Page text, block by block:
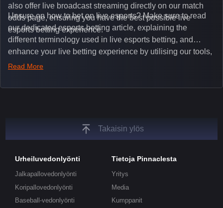
also offer live broadcast streaming directly on our match
odds page, ensuring you have the best possible live
esports betting experience.
Unsure on how to bet on live esports? Make sure to read
our dedicated esports betting article, explaining the
different terminology used in live esports betting, and
enhance your live betting experience by utilising our tools,
such as integrated live broadcasts, match and round
unique insights on the latest esports events.
Read More
Takaisin ylös
Urheiluvedonlyönti
Jalkapallovedonlyönti
Koripallovedonlyönti
Baseball-vedonlyönti
Tietoja Pinnaclesta
Yritys
Media
Kumppanit